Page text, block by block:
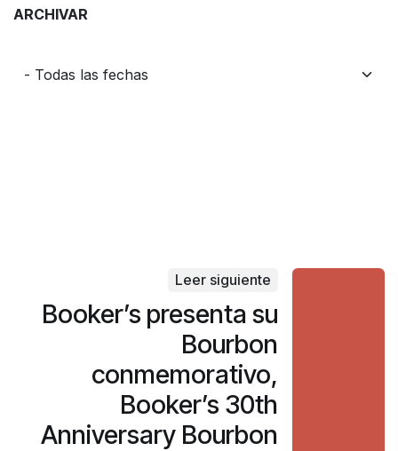
ARCHIVAR
Leer siguiente
Booker’s presenta su
Bourbon
conmemorativo,
Booker’s 30th
Anniversary Bourbon